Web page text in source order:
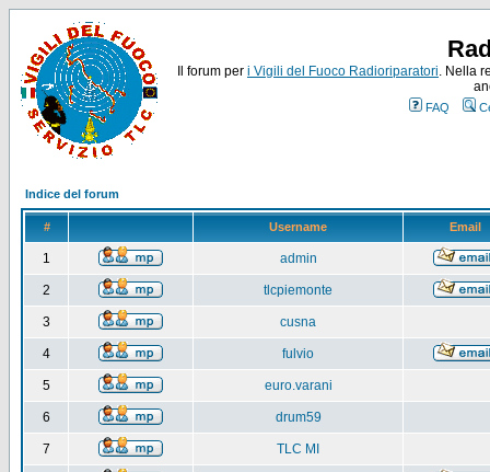
Il forum per i Vigili del Fuoco Radioriparatori. Nella
FAQ
Indice del forum
# Username Email
1 admin
2 tlcpiemonte
3 cusna
4 fulvio
5 euro.varani
6 drum59
7 TLC MI